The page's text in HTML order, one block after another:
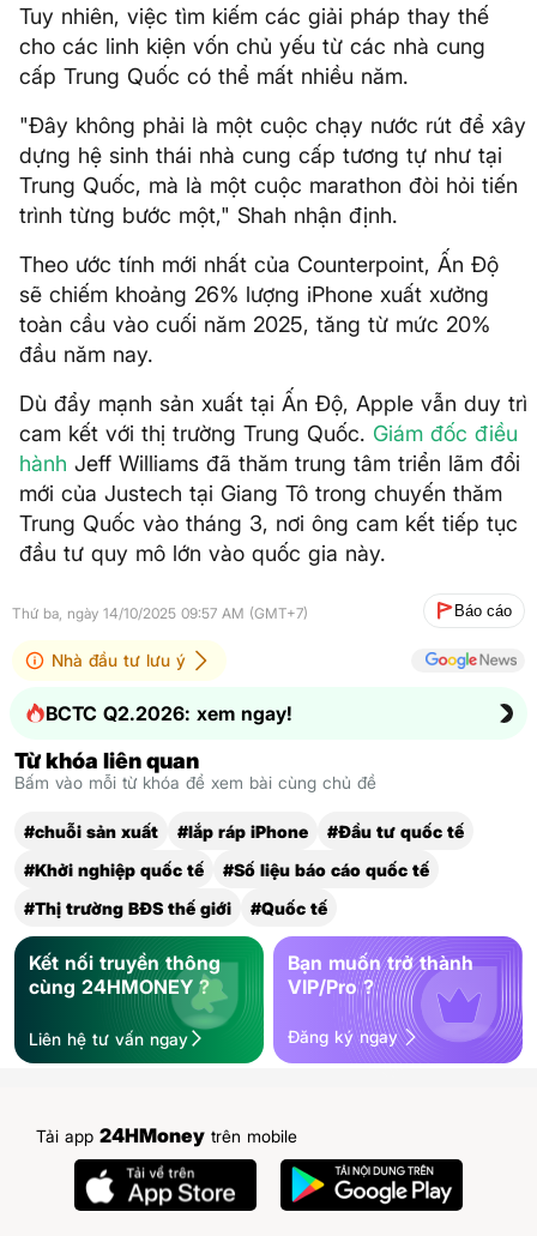
Tuy nhiên, việc tìm kiếm các giải pháp thay thế
cho các linh kiện vốn chủ yếu từ các nhà cung
cấp Trung Quốc có thể mất nhiều năm.
"Đây không phải là một cuộc chạy nước rút để xây
dựng hệ sinh thái nhà cung cấp tương tự như tại
Trung Quốc, mà là một cuộc marathon đòi hỏi tiến
trình từng bước một," Shah nhận định.
Theo ước tính mới nhất của Counterpoint, Ấn Độ
sẽ chiếm khoảng 26% lượng iPhone xuất xưởng
toàn cầu vào cuối năm 2025, tăng từ mức 20%
đầu năm nay.
Dù đẩy mạnh sản xuất tại Ấn Độ, Apple vẫn duy trì
cam kết với thị trường Trung Quốc. Giám đốc điều
hành Jeff Williams đã thăm trung tâm triển lãm đổi
mới của Justech tại Giang Tô trong chuyến thăm
Trung Quốc vào tháng 3, nơi ông cam kết tiếp tục
đầu tư quy mô lớn vào quốc gia này.
Thứ ba, ngày 14/10/2025 09:57 AM (GMT+7) Báo cáo
Nhà đầu tư lưu ý
BCTC Q2.2026: xem ngay!
Từ khóa liên quan
Bấm vào mỗi từ khóa để xem bài cùng chủ đề
#chuỗi sản xuất #lắp ráp iPhone
#Đầu tư quốc tế
#Khởi nghiệp quốc tế
#Số liệu báo cáo quốc tế
#Thị trường BĐS thế giới
#Quốc tế
Kết nối truyền thông
cùng 24HMONEY ?
Liên hệ tư vấn ngay
Bạn muốn trở thành
VIP/Pro ?
Đăng ký ngay
Tải app 24HMoney trên mobile